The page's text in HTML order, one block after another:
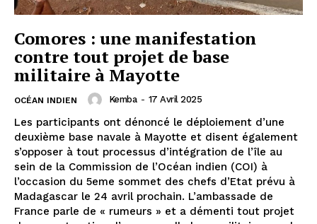
Comores : une manifestation
contre tout projet de base
militaire à Mayotte
OCÉAN INDIEN Kemba - 17 Avril 2025
Les participants ont dénoncé le déploiement d’une
deuxième base navale à Mayotte et disent également
s’opposer à tout processus d’intégration de l’île au
sein de la Commission de l’Océan indien (COI) à
l’occasion du 5eme sommet des chefs d’Etat prévu à
Madagascar le 24 avril prochain. L’ambassade de
France parle de « rumeurs » et a démenti tout projet